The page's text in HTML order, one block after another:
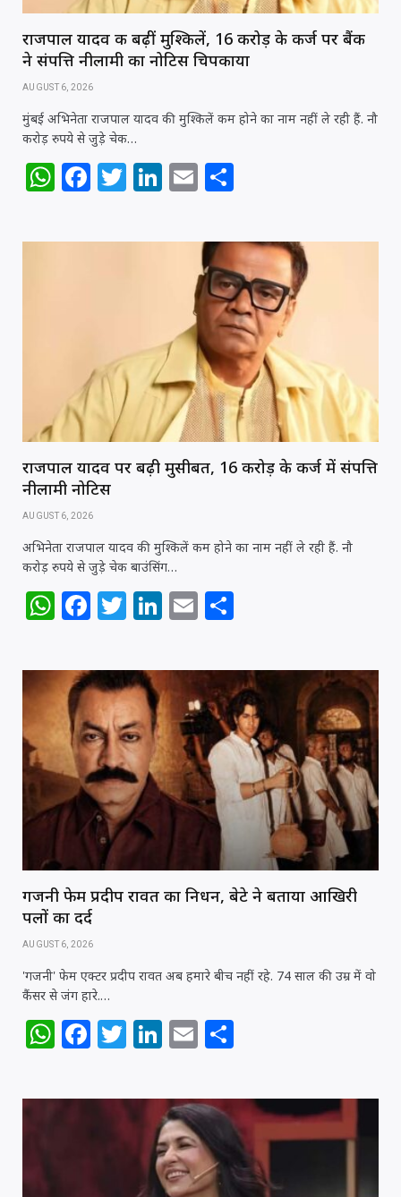
राजपाल यादव की बढ़ीं मुश्किलें, ₹16 करोड़ के कर्ज पर बैंक
ने संपत्ति नीलामी का नोटिस चिपकाया
AUGUST 6, 2026
मुंबई अभिनेता राजपाल यादव की मुश्किलें कम होने का नाम नहीं ले रही हैं. नौ
करोड़ रुपये से जुड़े चेक…
W
at
F
c
k
T
itt
Li
k
E
ai
l
ar
e
राजपाल यादव पर बढ़ी मुसीबत, 16 करोड़ के कर्ज में संपत्ति
नीलामी नोटिस
AUGUST 6, 2026
अभिनेता राजपाल यादव की मुश्किलें कम होने का नाम नहीं ले रही हैं. नौ
करोड़ रुपये से जुड़े चेक बाउंसिंग…
W
at
s
A
p
p
F
c
e
b
o
o
k
T
itt
e
r
Li
k
e
dI
n
E
ai
l
ar
e
गजनी फेम प्रदीप रावत का निधन, बेटे ने बताया आखिरी
पलों का दर्द
AUGUST 6, 2026
'गजनी' फेम एक्टर प्रदीप रावत अब हमारे बीच नहीं रहे. 74 साल की उम्र में वो
कैंसर से जंग हारे.…
W
at
F
c
e
b
T
itt
e
r
Li
k
e
dI
n
E
ai
l
ar
e